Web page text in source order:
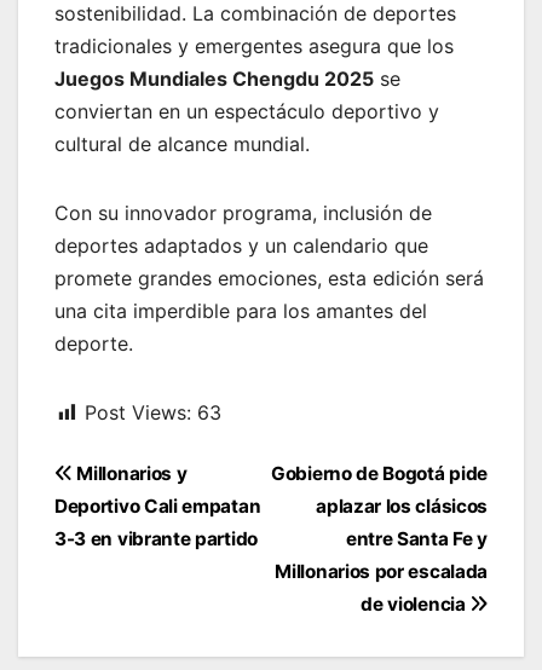
sostenibilidad. La combinación de deportes
tradicionales y emergentes asegura que los
Juegos Mundiales Chengdu 2025 se
conviertan en un espectáculo deportivo y
cultural de alcance mundial.
Con su innovador programa, inclusión de
deportes adaptados y un calendario que
promete grandes emociones, esta edición será
una cita imperdible para los amantes del
deporte.
Post Views: 63
Navegación
de
entradas
Gobierno de Bogotá pide
aplazar los clásicos
entre Santa Fe y
Millonarios por escalada
de violencia
Millonarios y
Deportivo Cali empatan
3-3 en vibrante partido